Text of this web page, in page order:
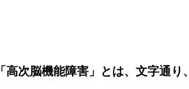
「高次脳機能障害」とは、文字通り、